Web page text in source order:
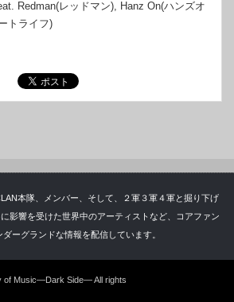
Redman(レッドマン), Hanz On(ハンズオ
トライフ)
本隊、メンバー、そして、２軍３軍４軍と掘り下げ
影響を受けた世界中のアーティストなど、コアファン
ーグランドな情報を配信しています。
of Music—Dark Side—All rights